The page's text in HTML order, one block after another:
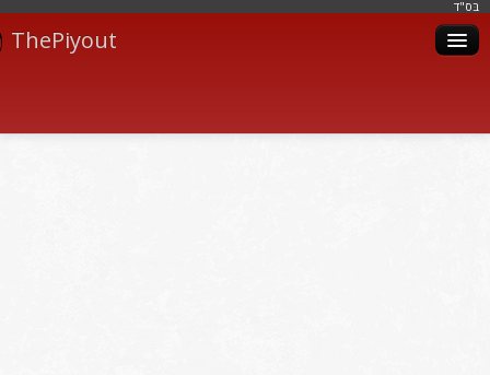
בּס"ד
ThePiyout